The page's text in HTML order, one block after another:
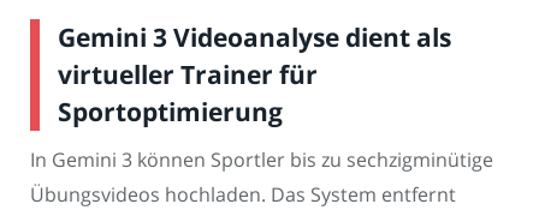
Gemini 3 Videoanalyse dient als
virtueller Trainer für
Sportoptimierung
In Gemini 3 können Sportler bis zu sechzigminütige
Übungsvideos hochladen. Das System entfernt